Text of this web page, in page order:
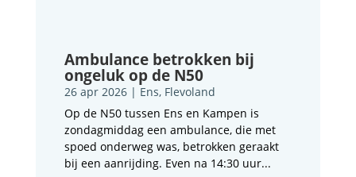
Ambulance betrokken bij
ongeluk op de N50
26 apr 2026| Ens, Flevoland
Op de N50 tussen Ens en Kampen is
zondagmiddag een ambulance, die met
spoed onderweg was, betrokken geraakt
bij een aanrijding. Even na 14:30 uur...